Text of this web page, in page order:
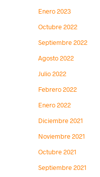
Enero 2023
Octubre 2022
Septiembre 2022
Agosto 2022
Julio 2022
Febrero 2022
Enero 2022
Diciembre 2021
Noviembre 2021
Octubre 2021
Septiembre 2021